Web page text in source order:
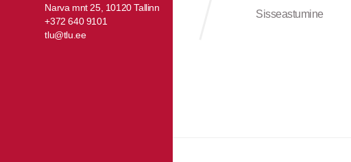
Narva mnt 25, 10120 Tallinn
+372 640 9101
tlu@tlu.ee
Sisseastumine